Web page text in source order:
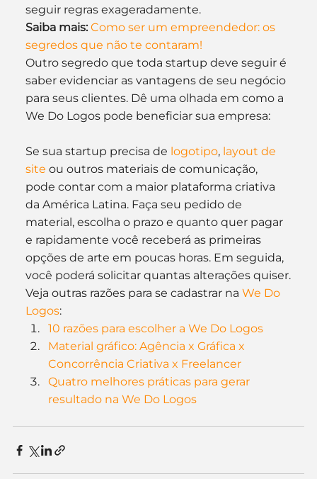
seguir regras exageradamente.
Saiba mais: Como ser um empreendedor: os
segredos que não te contaram!
Outro segredo que toda startup deve seguir é
saber evidenciar as vantagens de seu negócio
para seus clientes. Dê uma olhada em como a
We Do Logos pode beneficiar sua empresa:
Se sua startup precisa de logotipo, layout de
site ou outros materiais de comunicação,
pode contar com a maior plataforma criativa
da América Latina. Faça seu pedido de
material, escolha o prazo e quanto quer pagar
e rapidamente você receberá as primeiras
opções de arte em poucas horas. Em seguida,
você poderá solicitar quantas alterações quiser.
Veja outras razões para se cadastrar na We Do
Logos:
10 razões para escolher a We Do Logos
Material gráfico: Agência x Gráfica x
Concorrência Criativa x Freelancer
Quatro melhores práticas para gerar
resultado na We Do Logos